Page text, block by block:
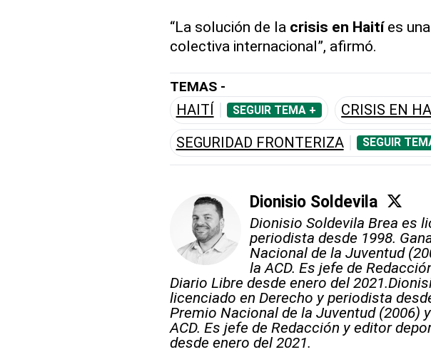
“La solución de la crisis en Haitíes
colectiva internacional”, afirmó.
TEMAS -
HAITÍ SEGUIR TEMA + CRISIS EN
SEGURIDAD FRONTERIZA SEGUIR
Dionisio Soldevila
Dionisio Soldevila Brea es
periodista desde 1998.
Nacional de la Juventud
la ACD. Es jefe de
Diario Libre desde enero del
licenciado en Derecho y periodista
Premio Nacional de la Juventud (2006)
ACD. Es jefe de Redacción y editor
desde enero del 2021.